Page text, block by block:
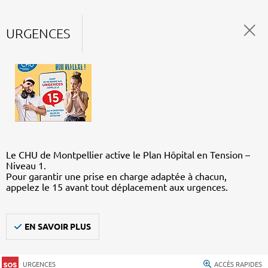
URGENCES
Le CHU de Montpellier active le Plan Hôpital en Tension –
Niveau 1.
Pour garantir une prise en charge adaptée à chacun,
appelez le 15 avant tout déplacement aux urgences.
EN SAVOIR PLUS
URGENCES ACCÈS RAPIDES